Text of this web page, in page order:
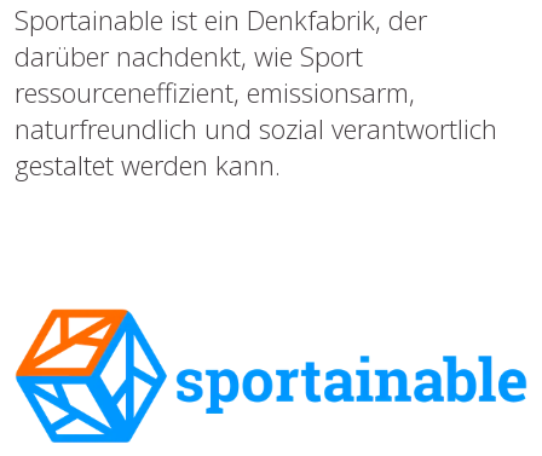
Sportainable ist ein Denkfabrik, der
darüber nachdenkt, wie Sport
ressourceneffizient, emissionsarm,
naturfreundlich und sozial verantwortlich
gestaltet werden kann.